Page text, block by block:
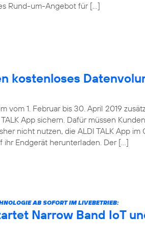
Rund-um-Angebot für […]
kostenloses
vom 1. Februar bis 30. April 2019
App sichern. Dafür müssen
nicht nutzen, die ALDI TALK App im
ihr Endgerät herunterladen. Der […]
AB SOFORT IM LIVEBETRIEB:
Narrow Band IoT